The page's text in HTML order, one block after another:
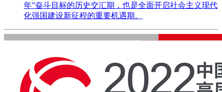
年”奋斗目标的历史交汇期，也是全面开启社会主义现代
化强国建设新征程的重要机遇期。